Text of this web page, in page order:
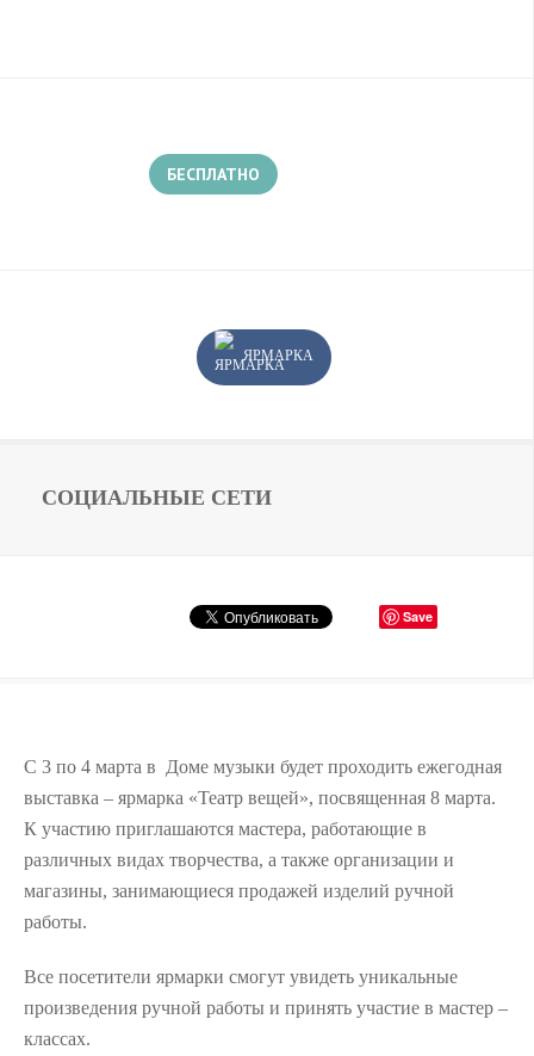
БЕСПЛАТНО
ЯРМАРКА
СОЦИАЛЬНЫЕ СЕТИ
Save
С 3 по 4 марта в Доме музыки будет проходить ежегодная
выставка – ярмарка «Театр вещей», посвященная 8 марта.
К участию приглашаются мастера, работающие в
различных видах творчества, а также организации и
магазины, занимающиеся продажей изделий ручной
работы.
Все посетители ярмарки смогут увидеть уникальные
произведения ручной работы и принять участие в мастер –
классах.